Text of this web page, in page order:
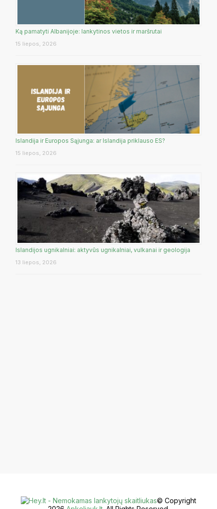
Ką pamatyti Albanijoje: lankytinos vietos ir maršrutai
15 liepos, 2026
Islandija ir Europos Sąjunga: ar Islandija priklauso ES?
15 liepos, 2026
Islandijos ugnikalniai: aktyvūs ugnikalniai, vulkanai ir geologija
13 liepos, 2026
© Copyright